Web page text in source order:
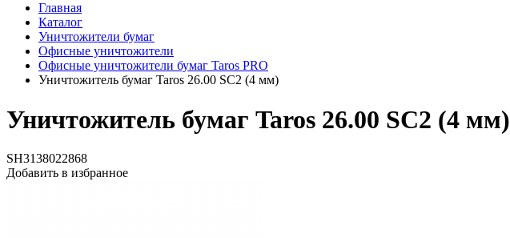
Главная
Каталог
Уничтожители бумаг
Офисные уничтожители
Офисные уничтожители бумаг Taros PRO
Уничтожитель бумаг Taros 26.00 SC2 (4 мм)
Уничтожитель бумаг Taros 26.00 SC2 (4 мм)
SH3138022868
Добавить в избранное